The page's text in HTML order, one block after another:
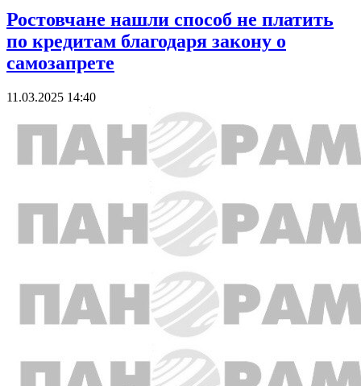
Ростовчане нашли способ не платить
по кредитам благодаря закону о
самозапрете
11.03.2025 14:40